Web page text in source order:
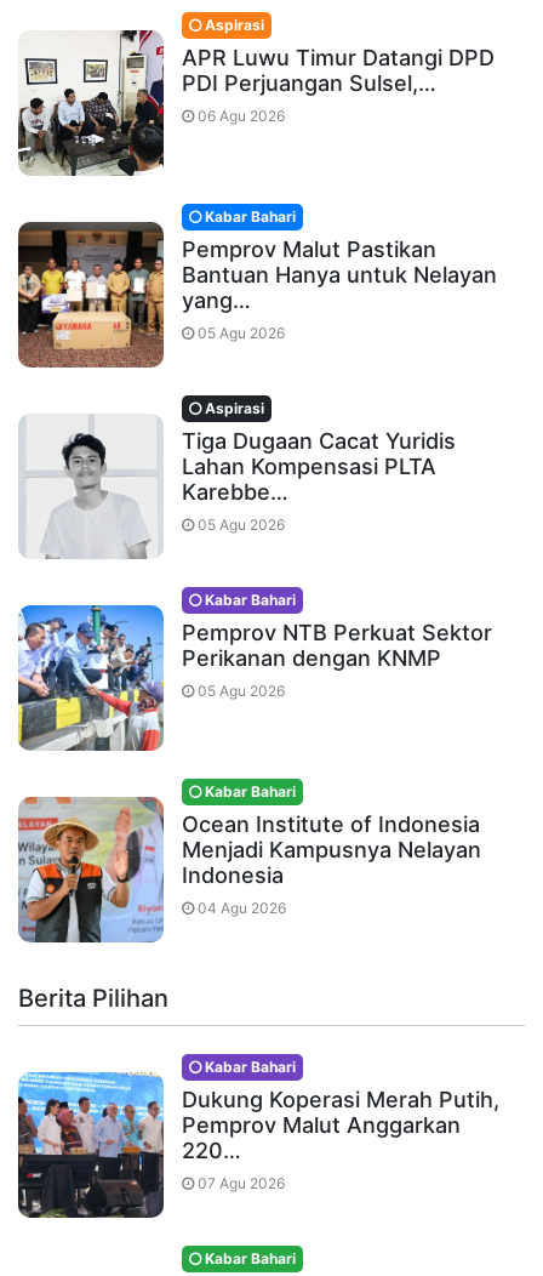
Aspirasi
APR Luwu Timur Datangi DPD
PDI Perjuangan Sulsel,…
06 Agu 2026
Kabar Bahari
Pemprov Malut Pastikan
Bantuan Hanya untuk Nelayan
yang…
05 Agu 2026
Aspirasi
Tiga Dugaan Cacat Yuridis
Lahan Kompensasi PLTA
Karebbe…
05 Agu 2026
Kabar Bahari
Pemprov NTB Perkuat Sektor
Perikanan dengan KNMP
05 Agu 2026
Kabar Bahari
Ocean Institute of Indonesia
Menjadi Kampusnya Nelayan
Indonesia
04 Agu 2026
Berita Pilihan
Kabar Bahari
Dukung Koperasi Merah Putih,
Pemprov Malut Anggarkan
220…
07 Agu 2026
Kabar Bahari